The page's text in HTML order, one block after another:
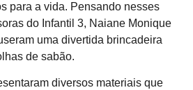
para a vida. Pensando nesses
do Infantil 3, Naiane Monique
uma divertida brincadeira
de sabão.
diversos materiais que